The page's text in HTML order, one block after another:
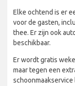
Elke ochtend is er
voor de gasten,
thee. Er zijn ook
beschikbaar.
Er wordt gratis
maar tegen een
schoonmaakservice